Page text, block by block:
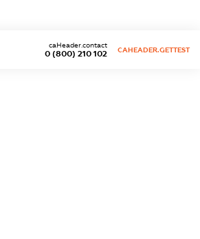
0 (800) 210 102
caHeader.contact
CAHEADER.GETTEST